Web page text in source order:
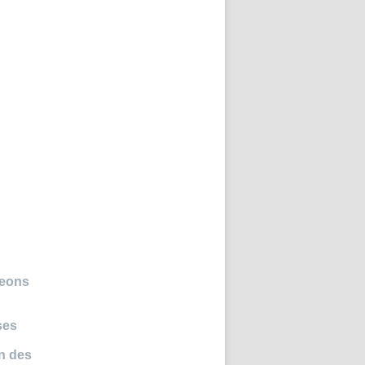
des